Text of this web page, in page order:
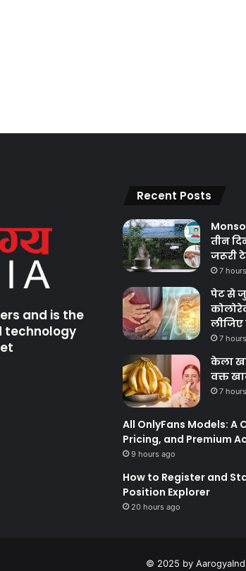
and is the
technology
Recent Posts
तीन
जरूरी
7
पेट से
7
केला
वक्त
7
All OnlyFans Models: A
Pricing, and Premium
9 hours ago
How to Register and
Position Explorer
20 hours ago
© 2025 by